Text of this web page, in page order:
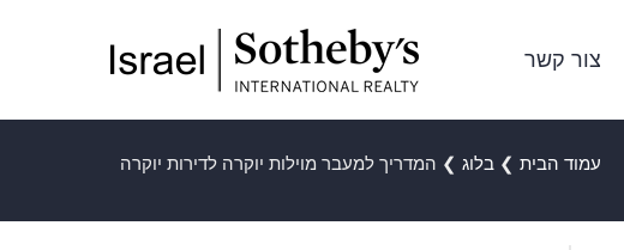
צור קשר
עמוד הבית ❯ בלוג ❯ המדריך למעבר מוילות יוקרה לדירות יוקרה